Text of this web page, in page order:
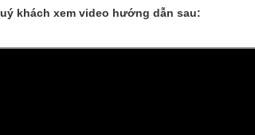
khách xem video hướng dẫn sau: